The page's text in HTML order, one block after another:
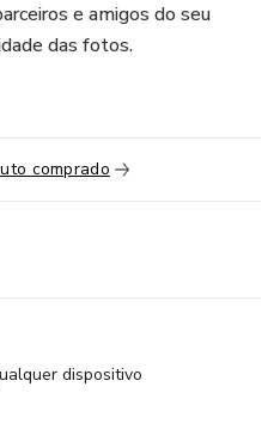
e amigos do seu
das fotos.
comprado
dispositivo